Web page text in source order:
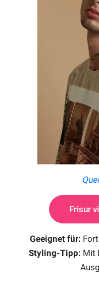
Frisur
Geeignet für:
Styling-Tipp: Mit